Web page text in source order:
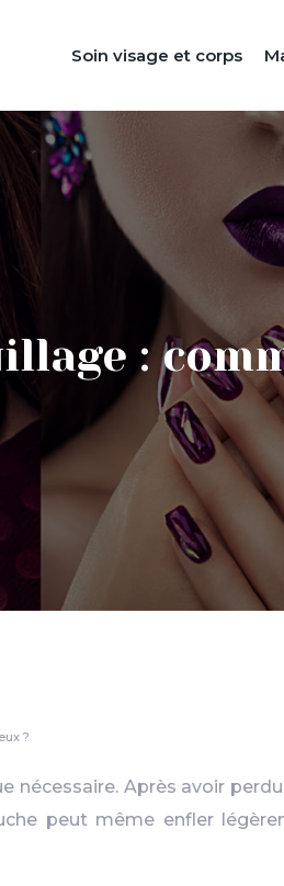
Soin visage et corps
:
?
nécessaire. Après avoir
peut même enfler